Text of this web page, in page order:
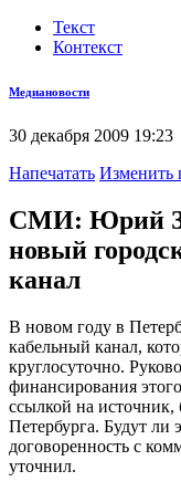
Текст
Контекст
Медиановости
30 декабря 2009 19:23
Напечатать Изменить
СМИ: Юрий
новый
канал
В новом году в
кабельный канал,
круглосуточно.
финансирования
ссылкой на
Петербурга. Будут ли
договоренность с
уточнил.